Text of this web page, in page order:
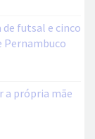
futsal e cinco
Pernambuco
a própria mãe